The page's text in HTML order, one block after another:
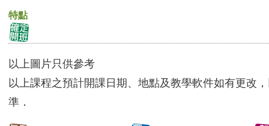
特點
以上圖片只供參考
以上課程之預計開課日期、地點及教學軟件如有更改
準．